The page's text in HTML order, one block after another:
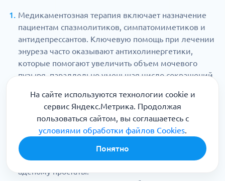
Медикаментозная терапия включает назначение
пациентам спазмолитиков, симпатомиметиков и
антидепрессантов. Ключевую помощь при лечении
энуреза часто оказывают антихолинергетики,
которые помогают увеличить объем мочевого
пузыря, параллельно уменьшая число сокращений
Когда медикаментозное лечение оказывается
бессильно, врачи назначают хирургическую
операцию. Предусмотрено использование щадящих
малоинвазивных методов. Параллельно удается
устранить патологии, которые приводят к
недержанию, например, опущение матки или
аденому простаты.
На сайте используются технологии cookie и
сервис Яндекс.Метрика. Продолжая
пользоваться сайтом, вы соглашаетесь с
условиями обработки файлов Cookies.
Понятно